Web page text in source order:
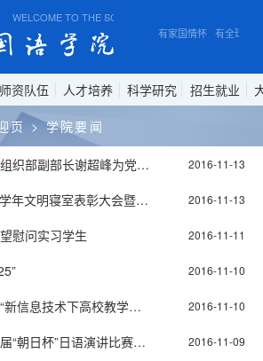
WELCOME TO THE SCHOOL OF FOREIGN STUDIES,
有家国情怀 有全球视
师资队伍 人才培养 科学研究 招生就业
页 > 学院要闻
【学生党校】校党委组织部副部长谢超峰为党校班学员授课 2016-11-13
学院举行2015-2016学年文明寝室表彰大会暨寝室民主生活会动员会 2016-11-13
慰问实习学生 2016-11-11
2016-11-10
大外部教师应邀参加“新信息技术下高校教学变革与创新”学术研讨会 2016-11-10
我院学子在全国第九届“朝日杯”日语演讲比赛总决赛获三等奖 2016-11-09